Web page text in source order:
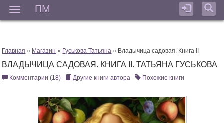
ПМ
Главная » Магазин » Гуськова Татьяна » Владычица садовая. Книга II
ВЛАДЫЧИЦА САДОВАЯ. КНИГА II. ТАТЬЯНА ГУСЬКОВА
Комментарии (18) Другие книги автора Похожие книги